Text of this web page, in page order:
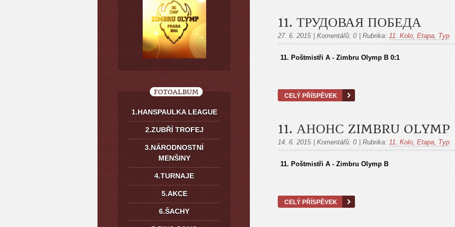
11. ТРУДОВАЯ ПОБЕДА
27. 6. 2015 Komentářů: 0 Rubrika: 11. Kolo, Etapa, Тур
11. Poštmistři A - Zimbru Olymp B 0:1
CELÝ PŘÍSPĚVEK
11. АНОНС ZIMBRU
14. 6. 2015 Komentářů: 0 Rubrika: 11. Kolo, Etapa, Тур
11. Poštmistři A - Zimbru Olymp B
CELÝ PŘÍSPĚVEK
FOTOALBUM
1.HANSPAULKA LEAGUE
2.ZUBŘÍ TROFEJ
3.NÁRODNOSTNÍ
MENŠINY
4.TURNAJE
5.AKCE
6.ŠACHY